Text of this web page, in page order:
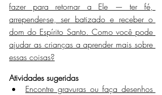
fazer para retornar a Ele — ter fé,
arrepender-se, ser batizado e receber o
dom do Espírito Santo. Como você pode
ajudar as crianças a aprender mais sobre
essas coisas?
Atividades sugeridas
Encontre gravuras ou faça desenhos